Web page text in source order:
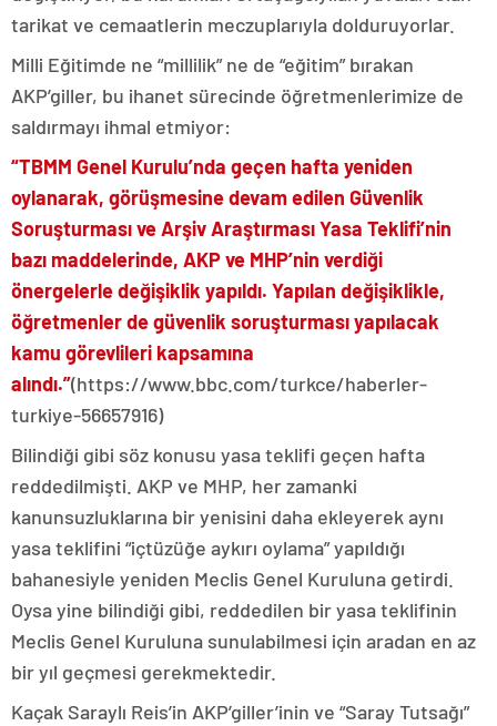
tarikat ve cemaatlerin meczuplarıyla dolduruyorlar.
Milli Eğitimde ne “millilik” ne de “eğitim” bırakan
AKP’giller, bu ihanet sürecinde öğretmenlerimize de
saldırmayı ihmal etmiyor:
“TBMM Genel Kurulu’nda geçen hafta yeniden
oylanarak, görüşmesine devam edilen Güvenlik
Soruşturması ve Arşiv Araştırması Yasa Teklifi’nin
bazı maddelerinde, AKP ve MHP’nin verdiği
önergelerle değişiklik yapıldı. Yapılan değişiklikle,
öğretmenler de güvenlik soruşturması yapılacak
kamu görevlileri kapsamına
alındı.”(https://www.bbc.com/turkce/haberler-
turkiye-56657916)
Bilindiği gibi söz konusu yasa teklifi geçen hafta
reddedilmişti. AKP ve MHP, her zamanki
kanunsuzluklarına bir yenisini daha ekleyerek aynı
yasa teklifini “içtüzüğe aykırı oylama” yapıldığı
bahanesiyle yeniden Meclis Genel Kuruluna getirdi.
Oysa yine bilindiği gibi, reddedilen bir yasa teklifinin
Meclis Genel Kuruluna sunulabilmesi için aradan en az
bir yıl geçmesi gerekmektedir.
Kaçak Saraylı Reis’in AKP’giller’inin ve “Saray Tutsağı”